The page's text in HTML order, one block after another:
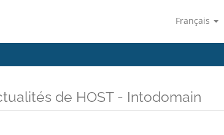
Français
de HOST - Intodomain